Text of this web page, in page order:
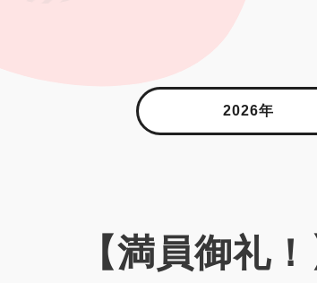
2026年
【満員御礼